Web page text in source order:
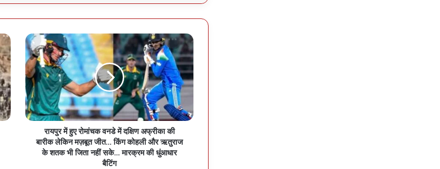
रायपुर में हुए रोमांचक वनडे में दक्षिण अफ्रीका की
बारीक लेकिन मज़बूत जीत… किंग कोहली और ऋतुराज
के शतक भी जिता नहीं सके… मारक्रम की धुंआधार
बैटिंग